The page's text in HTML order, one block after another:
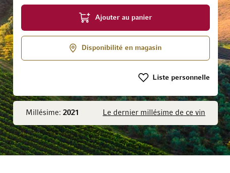
Millésime: 2021 Le dernier millésime de ce vin
Ajouter au panier
Disponibilité en magasin
Liste personnelle